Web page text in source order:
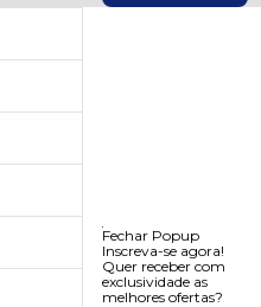
Fechar Popup
Inscreva-se agora!
Quer receber com
exclusividade as
melhores ofertas?